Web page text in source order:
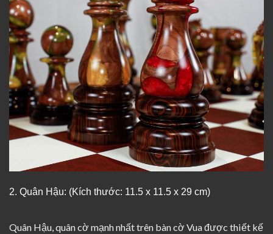
2. Quân Hậu: (Kích thước: 11.5 x 11.5 x 29 cm)
Quân Hậu, quân cờ mạnh nhất trên bàn cờ Vua được thiết kế